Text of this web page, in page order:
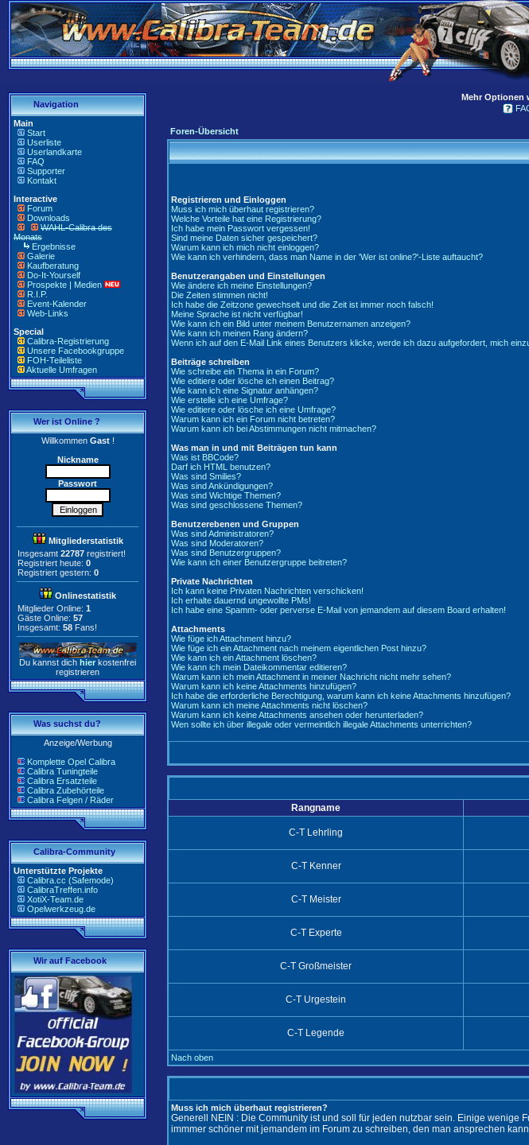
Navigation
Main
Start
Userliste
Userlandkarte
FAQ
Supporter
Kontakt
Interactive
Forum
Downloads
WAHL-Calibra des
Monats
Ergebnisse
Galerie
Kaufberatung
Do-It-Yourself
Prospekte | Medien
R.I.P.
Event-Kalender
Web-Links
Special
Calibra-Registrierung
Unsere Facebookgruppe
FOH-Teileliste
Aktuelle Umfragen
Wer ist Online ?
WillkommenGast!
Nickname
Passwort
Mitgliederstatistik
Insgesamt 22787 registriert!
Registriert heute: 0
Registriert gestern: 0
Onlinestatistik
Mitglieder Online: 1
Gäste Online: 57
Insgesamt: 58 Fans!
Du kannst dich hier kostenfrei
registrieren
Was suchst du?
Anzeige/Werbung
Komplette Opel Calibra
Calibra Tuningteile
Calibra Ersatzteile
Calibra Zubehörteile
Calibra Felgen / Räder
Calibra-Community
Unterstützte Projekte
Calibra.cc (Safemode)
CalibraTreffen.info
XotiX-Team.de
Opelwerkzeug.de
Wir auf Facebook
Mehr Optionen
Foren-Übersicht
Registrieren und Einloggen
Muss ich mich überhaut registrieren?
Welche Vorteile hat eine Registrierung?
Ich habe mein Passwort vergessen!
Sind meine Daten sicher gespeichert?
Warum kann ich mich nicht einloggen?
Wie kann ich verhindern, dass man Name in der 'Wer ist online?'-Liste auftaucht?
Benutzerangaben und Einstellungen
Wie ändere ich meine Einstellungen?
Die Zeiten stimmen nicht!
Ich habe die Zeitzone gewechselt und die Zeit ist immer noch falsch!
Meine Sprache ist nicht verfügbar!
Wie kann ich ein Bild unter meinem Benutzernamen anzeigen?
Wie kann ich meinen Rang ändern?
Wenn ich auf den E-Mail Link eines Benutzers klicke, werde ich dazu aufgefordert, mich
Beiträge schreiben
Wie schreibe ein Thema in ein Forum?
Wie editiere oder lösche ich einen Beitrag?
Wie kann ich eine Signatur anhängen?
Wie erstelle ich eine Umfrage?
Wie editiere oder lösche ich eine Umfrage?
Warum kann ich ein Forum nicht betreten?
Warum kann ich bei Abstimmungen nicht mitmachen?
Was man in und mit Beiträgen tun kann
Was ist BBCode?
Darf ich HTML benutzen?
Was sind Smilies?
Was sind Ankündigungen?
Was sind Wichtige Themen?
Was sind geschlossene Themen?
Benutzerebenen und Gruppen
Was sind Administratoren?
Was sind Moderatoren?
Was sind Benutzergruppen?
Wie kann ich einer Benutzergruppe beitreten?
Private Nachrichten
Ich kann keine Privaten Nachrichten verschicken!
Ich erhalte dauernd ungewollte PMs!
Ich habe eine Spamm- oder perverse E-Mail von jemandem auf diesem Board erhalten!
Attachments
Wie füge ich Attachment hinzu?
Wie füge ich ein Attachment nach meinem eigentlichen Post hinzu?
Wie kann ich ein Attachment löschen?
Wie kann ich mein Dateikommentar editieren?
Warum kann ich mein Attachment in meiner Nachricht nicht mehr sehen?
Warum kann ich keine Attachments hinzufügen?
Ich habe die erforderliche Berechtigung, warum kann ich keine Attachments hinzufügen?
Warum kann ich meine Attachments nicht löschen?
Warum kann ich keine Attachments ansehen oder herunterladen?
Wen sollte ich über illegale oder vermeintlich illegale Attachments unterrichten?
Rangname
C-T Lehrling
C-T Kenner
C-T Meister
C-T Experte
C-T Großmeister
C-T Urgestein
C-T Legende
Nach oben
Muss ich mich überhaut registrieren?
Generell NEIN : Die Community ist und soll für jeden nutzbar sein. Einige wenige
immmer schöner mit jemandem im Forum zu schreiben, den man ansprechen